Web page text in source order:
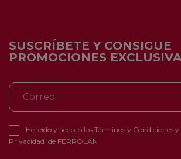
SUSCRÍBETE Y CONSIGUE
PROMOCIONES
He leído y acepto los Términos y Condiciones y
Privacidad de FERROLAN